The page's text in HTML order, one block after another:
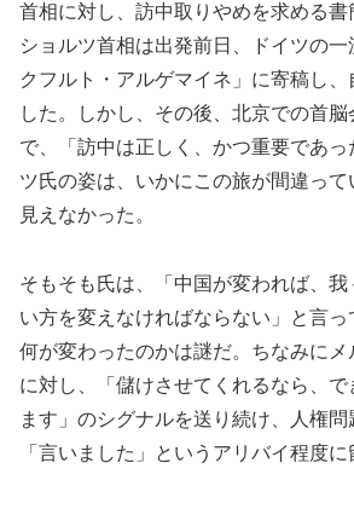
首相に対し、訪中取りやめを求める書
ショルツ首相は出発前日、ドイツの
クフルト・アルゲマイネ」に寄稿し
した。しかし、その後、北京での首
で、「訪中は正しく、かつ重要であ
ツ氏の姿は、いかにこの旅が間違っ
見えなかった。
そもそも氏は、「中国が変われば、
い方を変えなければならない」と言
何が変わったのかは謎だ。ちなみにメ
に対し、「儲けさせてくれるなら、
ます」のシグナルを送り続け、人権問
「言いました」というアリバイ程度に